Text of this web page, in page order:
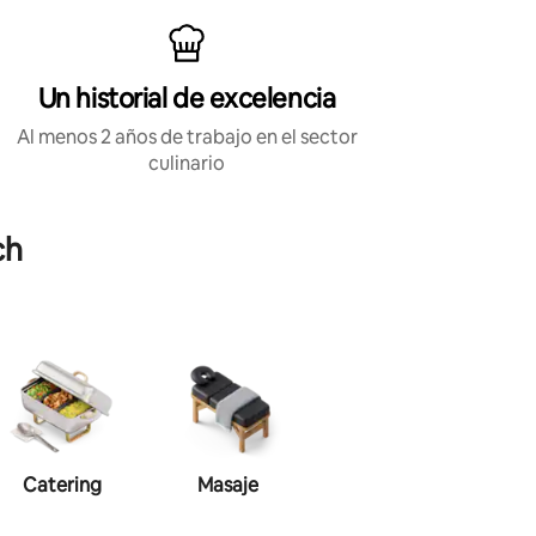
Un historial de excelencia
Al menos 2 años de trabajo en el sector
culinario
Catering Masaje